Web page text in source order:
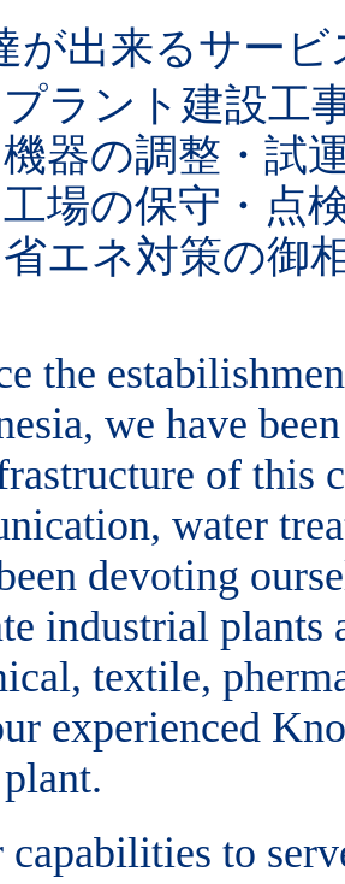
が出来るサービ
ラント建設工
器の調整・試
場の保守・点
エネ対策の御
the
we have
of this
water
devoting
industrial plants
textile,
experienced
capabilities to